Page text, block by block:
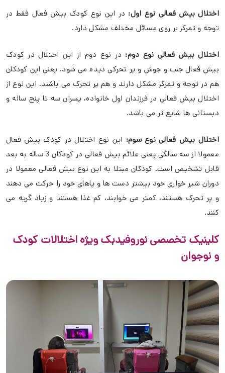
اختلال بیش فعالی نوع اول: در این نوع کودک بیش فعال فقط در
توجه و تمرکز بر روی مسائل مختلف مشکل دارد.
اختلال بیش فعالی نوع دوم: در نوع دوم از این اختلال در کودک
بیش فعال جنب و جوش و پر تحرکی دیده می شود. یعنی این کودکان
هم در توجه و تمرکز مشکل دارند و هم پر تحرک می باشند. این نوع از
اختلال بیش فعالی در فرزندان اول خانواده، پسران سه تا پنج ساله و
دبستانی ها شایع تر می باشد.
اختلال بیش فعالی نوع سوم: این نوع اختلال در کودک بیش فعال
معمولا از سه سالگی یعنی علائم بیش فعالی در کودکان 3 ساله به بعد
قابل تشخیص است. کودکان مبتلا به این نوع بیش فعالی معمولا در
دوران شیر خواری خود بیشتر دست ها و پاهای خود را حرکت می دهند
و پر تحرک هستند، کمتر می خوابند، کم غذا هستند و زیاد گریه می
کنند.
کلینیک تخصصی نوروفیدبک ویژه اختلالات کودک
و نوجوان